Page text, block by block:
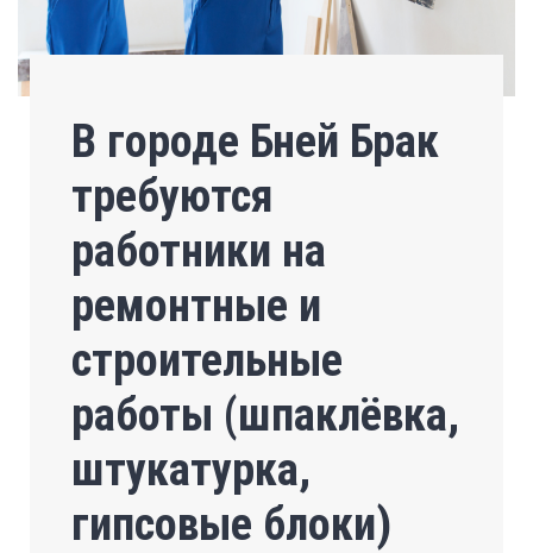
В городе Бней Брак
требуются
работники на
ремонтные и
строительные
работы (шпаклёвка,
штукатурка,
гипсовые блоки)